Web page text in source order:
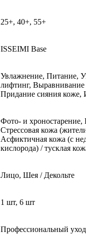
25+, 40+, 55+
ISSEIMI Base
Увлажнение, Питание,
лифтинг, Выравнивание
Придание сияния коже,
Фото- и хроностарение,
Стрессовая кожа
Асфиктичная кожа (с
кислорода) / тусклая
Лицо, Шея / Декольте
1 шт, 6 шт
Профессиональный